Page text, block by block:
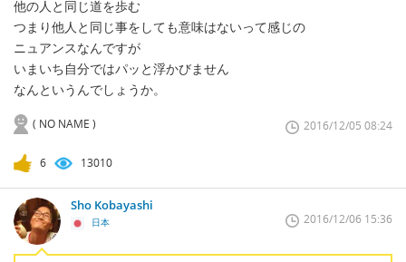
他の人と同じ道を歩む
つまり他人と同じ事をしても意味はないって感じの
ニュアンスなんですが
いまいち自分ではパッと浮かびません
なんというんでしょうか。
( NO NAME ) 2016/12/05 08:24
6 13010
Sho Kobayashi
日本 2016/12/06 15:36